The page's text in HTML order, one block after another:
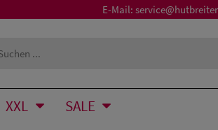
E-Mail:
XXL
SALE